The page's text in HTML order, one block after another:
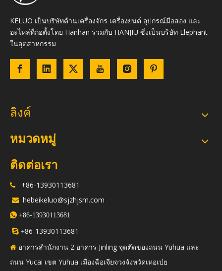
KELUO เป็นบริษัทด้านเครื่องจักร เครื่องยนต์ อุปกรณ์มือสอง และ
อะไหล่ที่ก่อตั้งโดย Hanhan ร่วมกับ HANJIU ซึ่งเป็นบริษัท Elephant
ในอุตสาหกรรม
ลิงค์
หมวดหมู่
ติดต่อเรา
 +86-13930113681
 hebeikeluo@sjzhjsm.com
 +86-13930113681
 +86-13930113681
 อาคารสำนักงาน 2 อาคาร Jinling จุดตัดของถนน Yuhua และ
ถนน Yucai เขต Yuhua เมืองฉือเจียจวงจังหวัดเหอเป่ย